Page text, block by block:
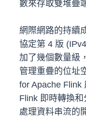
數來存取雙堆疊
網際網路的持續
協定第 4 版
加了幾個數量級
管理重疊的位址
for Apache Flink
Flink 即時轉換
處理資料串流的